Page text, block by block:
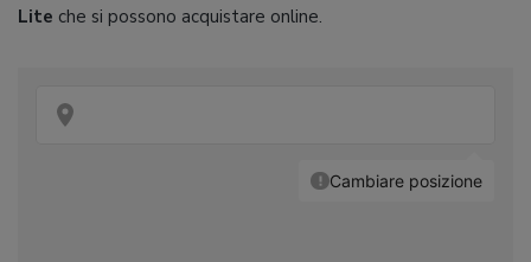
Lite che si possono acquistare online.